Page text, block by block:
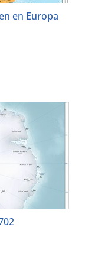
en Europa